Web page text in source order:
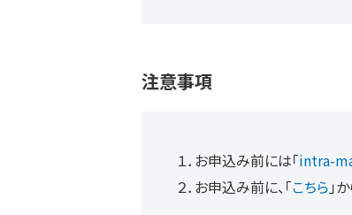
注意事項
１．お申込み前には「intra-
２．お申込み前に、「こちら 」